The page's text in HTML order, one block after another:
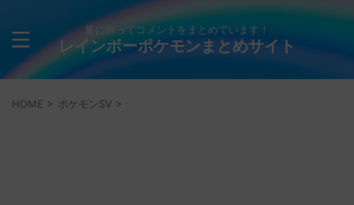
量に拘ってコメントをまとめています！
レインボーポケモンまとめサイト
HOME > ポケモンSV >